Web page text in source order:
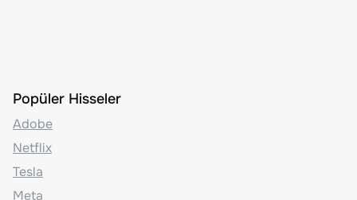
Popüler Hisseler
Adobe
Netflix
Tesla
Meta